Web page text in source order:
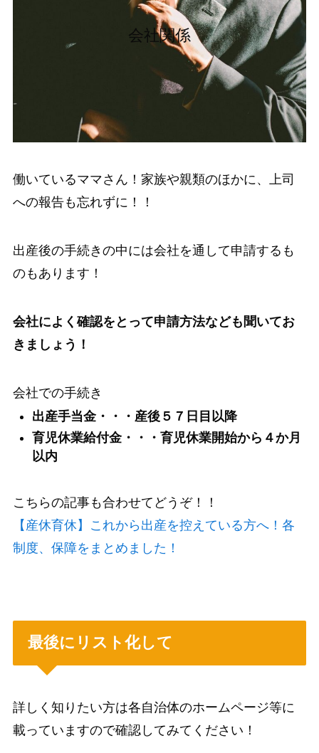
会社関係
働いているママさん！家族や親類のほかに、上司
への報告も忘れずに！！
出産後の手続きの中には会社を通して申請するも
のもあります！
会社によく確認をとって申請方法なども聞いてお
きましょう！
会社での手続き
出産手当金・・・ 産後５７日目以降
育児休業給付金・・・ 育児休業開始から４か月
以内
こちらの記事も合わせてどうぞ！！
【産休育休】これから出産を控えている方へ！各
制度、保障をまとめました！
最後にリスト化して
詳しく知りたい方は各自治体のホームページ等に
載っていますので確認してみてください！